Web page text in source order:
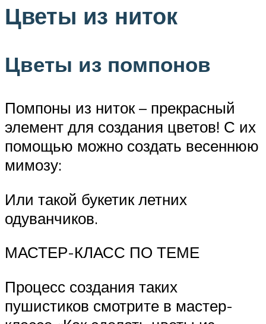
Цветы из ниток
Цветы из помпонов
Помпоны из ниток – прекрасный
элемент для создания цветов! С их
помощью можно создать весеннюю
мимозу:
Или такой букетик летних
одуванчиков.
МАСТЕР-КЛАСС ПО ТЕМЕ
Процесс создания таких
пушистиков смотрите в мастер-